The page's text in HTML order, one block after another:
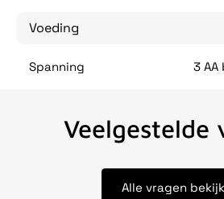
Voeding
Spanning 3
Veelgestelde
Alle vragen